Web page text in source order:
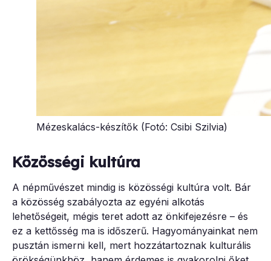
Mézeskalács-készítők (Fotó: Csibi Szilvia)
Közösségi kultúra
A népművészet mindig is közösségi kultúra volt. Bár
a közösség szabályozta az egyéni alkotás
lehetőségeit, mégis teret adott az önkifejezésre – és
ez a kettősség ma is időszerű. Hagyományainkat nem
pusztán ismerni kell, mert hozzátartoznak kulturális